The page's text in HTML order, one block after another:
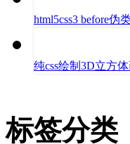
html5css3 before
纯css绘制3D立方
标签分类